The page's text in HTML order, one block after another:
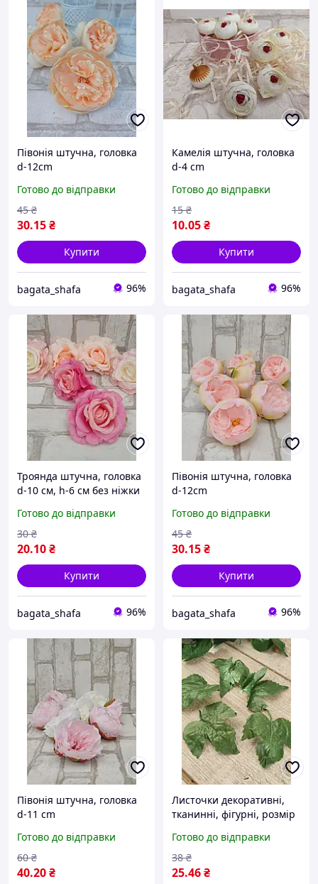
Півонія штучна, головка
d-12cm
Готово до відправки
30.15₴
45 ₴
Купити
bagata_shafa 96%
Камелія штучна, головка
d-4 cm
Готово до відправки
10.05₴
15 ₴
Купити
bagata_shafa 96%
Троянда штучна, головка
d-10 см, h-6 см без ніжки
Готово до відправки
20.10₴
30 ₴
Купити
bagata_shafa 96%
Півонія штучна, головка
d-12cm
Готово до відправки
30.15₴
45 ₴
Купити
bagata_shafa 96%
Півонія штучна, головка
d-11 cm
Готово до відправки
40.20₴
60 ₴
Листочки декоративні,
тканинні, фігурні, розмір
Готово до відправки
25.46₴
38 ₴